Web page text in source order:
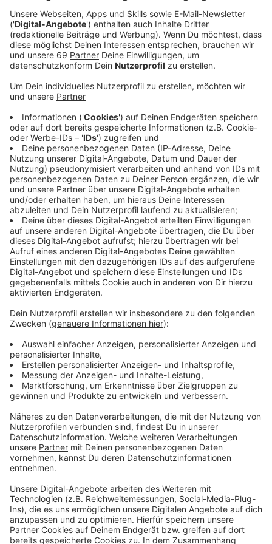
Ein Lied schreiben ist eine schöne Sache, um
jemandem zu zeigen, was man für diese Person
empfindet. Selbst wenn diese Person gar nicht mehr
lebt. Das größte Idol für Musikproduzent Kygo, war
sein schwedischer Kollege Avicii. Einer seiner größten
Träume: gemeinsam Musik machen. Jetzt ist Avicii vor
fast 2 Jahren verstorben, trotzdem kann sich Kygo
den Traum erfüllen. In die Wege geleitet hat das
Sandro Cavazza. Der hat Avicii zu Lebzeiten schon für
"Without you" geliehen und dann auch an "Forever
Yours" mitgearbeitet. Dann starb Avicii. Sandro
Cavazza wollte jetzt diesen Song unbedingt
fertigmachen. Und der Song macht Hoffnung, weil
Kygo und Avicii's Familie beschlossen haben, der Erlös
des Songs geht ausschließlich an
Wohltätigkeitsorganisationen, die sich mit Themen
beschäftigen, die Avicii interessiert haben.
Anzeige
Wir benötigen Ihre
Zustimmung, um den YouTube
Video-Service zu laden!
Wir verwenden einen Service eines
einzubetten. Dieser Service kann
Daten zu Ihren Aktivitäten
sammeln. Bitte lesen Sie die
Video anzusehen.
Mehr Informationen
Kygo, Avicii, Sandro Cavazza - Forever Yours